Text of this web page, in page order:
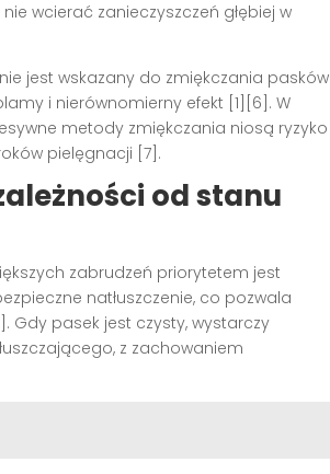
wcierać zanieczyszczeń głębiej w
jest wskazany do zmiękczania pasków
i nierównomierny efekt [1][6]. W
metody zmiękczania niosą ryzyko
pielęgnacji [7].
od stanu
zabrudzeń priorytetem jest
natłuszczenie, co pozwala
Gdy pasek jest czysty, wystarczy
z zachowaniem